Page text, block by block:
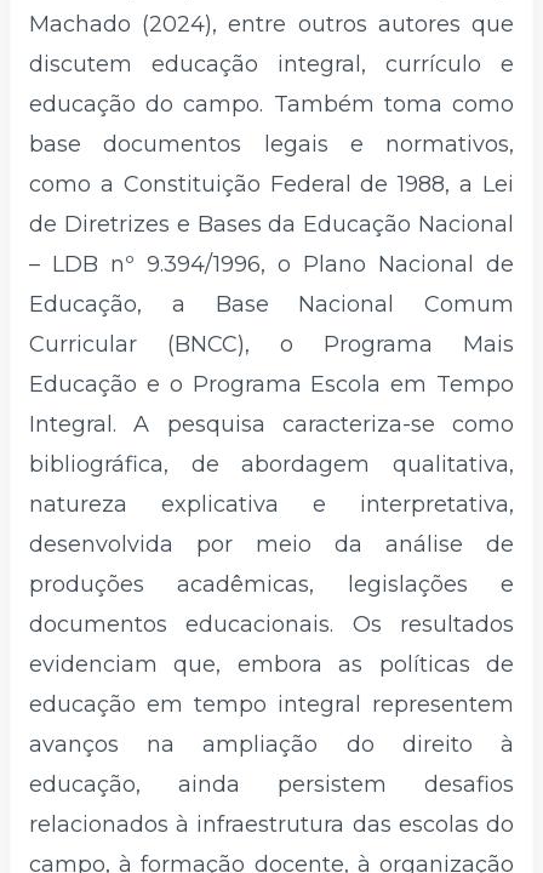
Machado (2024), entre outros autores que
discutem educação integral, currículo e
educação do campo. Também toma como
base documentos legais e normativos,
como a Constituição Federal de 1988, a Lei
de Diretrizes e Bases da Educação Nacional
– LDB nº 9.394/1996, o Plano Nacional de
Educação, a Base Nacional Comum
Curricular (BNCC), o Programa Mais
Educação e o Programa Escola em Tempo
Integral. A pesquisa caracteriza-se como
bibliográfica, de abordagem qualitativa,
natureza explicativa e interpretativa,
desenvolvida por meio da análise de
produções acadêmicas, legislações e
documentos educacionais. Os resultados
evidenciam que, embora as políticas de
educação em tempo integral representem
avanços na ampliação do direito à
educação, ainda persistem desafios
relacionados à infraestrutura das escolas do
campo, à formação docente, à organização